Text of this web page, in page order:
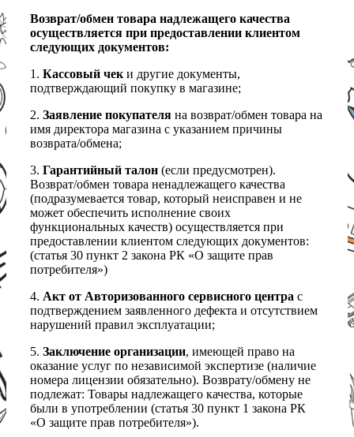
Возврат/обмен товара надлежащего качества
осуществляется при предоставлении клиентом
следующих документов:
1. Кассовый чеки другие документы,
подтверждающий покупку в магазине;
2. Заявление покупателя на возврат/обмен товара на
имя директора магазина с указанием причины
возврата/обмена;
3. Гарантийный талон (если предусмотрен).
Возврат/обмен товара ненадлежащего качества
(подразумевается товар, который неисправен и не
может обеспечить исполнение своих
функциональных качеств) осуществляется при
предоставлении клиентом следующих документов:
(статья 30 пункт 2 закона РК «О защите прав
потребителя»)
4. Акт от Авторизованного сервисного центра с
подтверждением заявленного дефекта и отсутствием
нарушений правил эксплуатации;
5. Заключение организации, имеющей право на
оказание услуг по независимой экспертизе (наличие
номера лицензии обязательно). Возврату/обмену не
подлежат: Товары надлежащего качества, которые
были в употреблении (статья 30 пункт 1 закона РК
«О защите прав потребителя»).